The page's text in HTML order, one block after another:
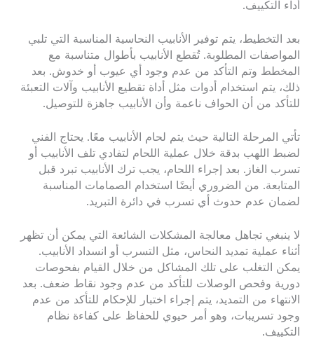
أداء التكييف.
بعد التخطيط، يتم توفير الأنابيب النحاسية المناسبة التي تلبي
المواصفات المطلوبة. تُقطع الأنابيب بأطوال متناسبة مع
المخطط وتم التأكد من عدم وجود أي عيوب أو خدوش. بعد
ذلك، يتم استخدام أدوات مثل أداة تقطيع الأنابيب وآلات التعبئة
للتأكد من أن الحواف ناعمة وأن الأنابيب جاهزة للتوصيل.
تأتي المرحلة التالية حيث يتم لحام الأنابيب معًا. يحتاج الفني
لضبط اللهب بدقة خلال عملية اللحام لتفادي تلف الأنابيب أو
تسرب الغاز. بعد إجراء اللحام، يجب ترك الأنابيب تبرد قبل
المتابعة. من الضروري أيضًا استخدام الصمامات المناسبة
لضمان عدم حدوث أي تسرب في دائرة التبريد.
لا ينبغي تجاهل معالجة المشكلات الشائعة التي يمكن أن تظهر
أثناء عملية تمديد النحاس، مثل التسرب أو انسداد الأنابيب.
يمكن التغلب على تلك المشاكل من خلال القيام بفحوصات
دورية وفحص الوصلات للتأكد من عدم وجود نقاط ضعف. بعد
الانتهاء من التمديد، يتم إجراء اختبار للإحكام للتأكد من عدم
وجود تسريبات، وهو أمر حيوي للحفاظ على كفاءة نظام
التكييف.